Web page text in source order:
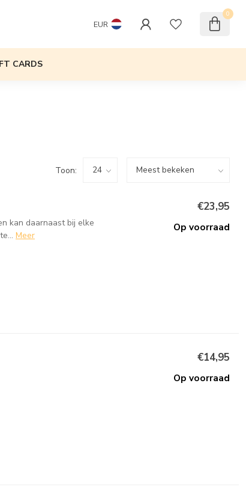
EUR
0
CARDS
Toon:
kan daarnaast bij elke
Meer
€23,95
Op voorraad
€14,95
Op voorraad